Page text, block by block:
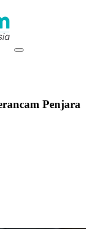
Penjara